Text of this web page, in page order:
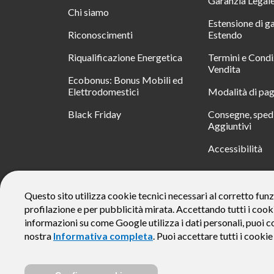
Chi siamo
Riconoscimenti
Riqualificazione Energetica
Ecobonus: Bonus Mobili ed
Elettrodomestici
Black Friday
Estensione di
Estendo
Termini e
Vendita
Modalità di
Consegne,
Aggiuntivi
Accessibilità
Messaggio pubblicitario con finalità promozionale. Offerta di
rate da € 40 costi accessori dell’offerta azzerati. Importo
responsabile e di conoscere eventuali altre offerte
alle Informazioni Europee di Base sul Credito ai
Questo sito utilizza cookie tecnici necessari al corretto
profilazione e per pubblicità mirata. Accettando tutti i
informazioni su come Google utilizza i dati personali, puoi
nostra Informativa completa. Puoi accettare tutti i